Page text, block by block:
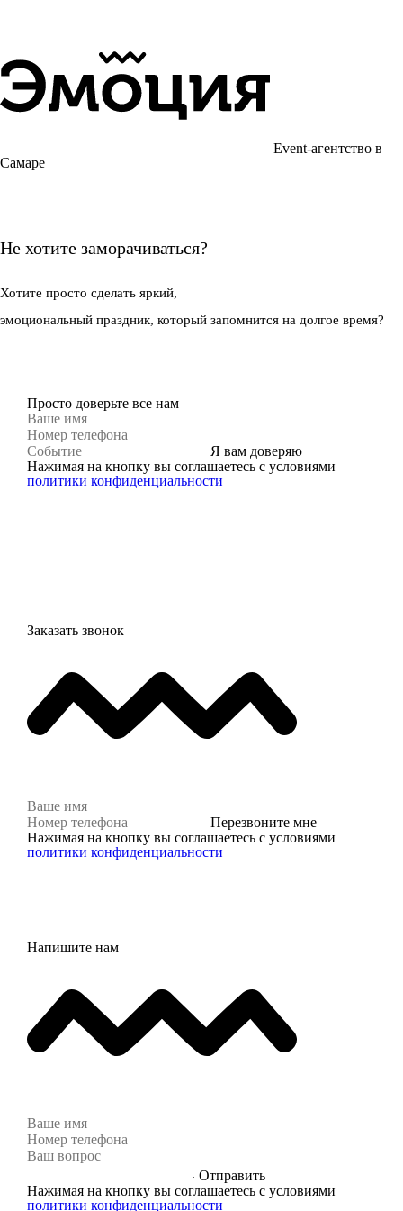
Event-агентство в
Самаре
Не хотите заморачиваться?
Хотите просто сделать яркий,
эмоциональный праздник, который запомнится на долгое время?
Просто доверьте все нам
Я вам доверяю
Нажимая на кнопку вы соглашаетесь с условиями
политики конфиденциальности
Заказать звонок
Перезвоните мне
Нажимая на кнопку вы соглашаетесь с условиями
политики конфиденциальности
Напишите нам
Отправить
Нажимая на кнопку вы соглашаетесь с условиями
политики конфиденциальности